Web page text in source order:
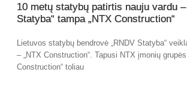
10 metų statybų patirtis nauju vardu –
Statyba“ tampa „NTX Construction“
Lietuvos statybų bendrovė „RNDV Statyba“
– „NTX Construction“. Tapusi NTX įmonių
Construction“ toliau